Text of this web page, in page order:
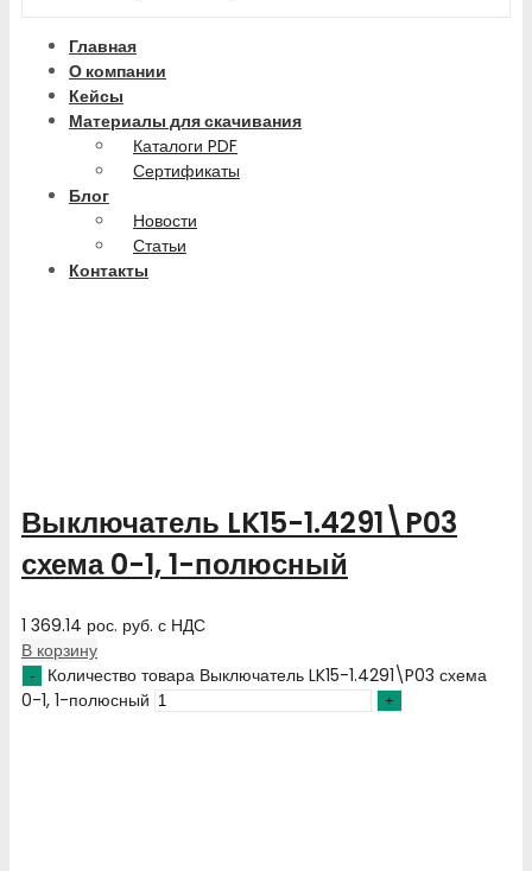
Главная
О компании
Кейсы
Материалы для скачивания
Каталоги PDF
Сертификаты
Блог
Новости
Статьи
Контакты
Выключатель LK15-1.4291\P03
схема 0-1, 1-полюсный
1 369.14 рос. руб. с НДС
В корзину
Количество товара Выключатель LK15-1.4291\P03 схема
0-1, 1-полюсный